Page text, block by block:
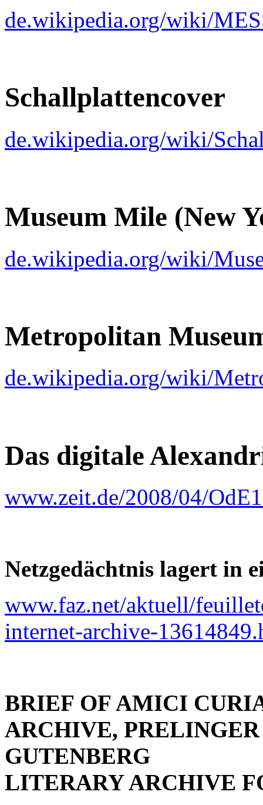
de.wikipedia.org/wiki/
Schallplattencover
de.wikipedia.org/wiki/
Museum Mile (New
de.wikipedia.org/wiki/
Metropolitan
de.wikipedia.org/wiki/
Das digitale
www.zeit.de/2008/04/
Netzgedächtnis lagert in
www.faz.net/aktuell/
internet-archive-
BRIEF OF AMICI
ARCHIVE,
GUTENBERG
LITERARY ARCHIVE